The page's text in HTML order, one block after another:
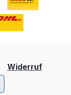
Widerruf